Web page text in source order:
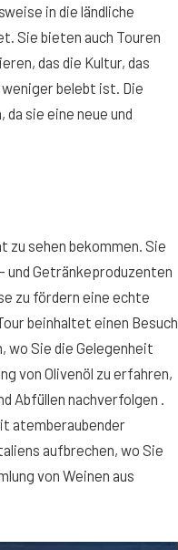
in die ländliche
Sie bieten auch Touren
das die Kultur, das
belebt ist. Die
sie eine neue und
zu sehen bekommen. Sie
und Getränkeproduzenten
zu fördern eine echte
beinhaltet einen Besuch
Sie die Gelegenheit
von Olivenöl zu erfahren,
Abfüllen nachverfolgen .
atemberaubender
aufbrechen, wo Sie
von Weinen aus